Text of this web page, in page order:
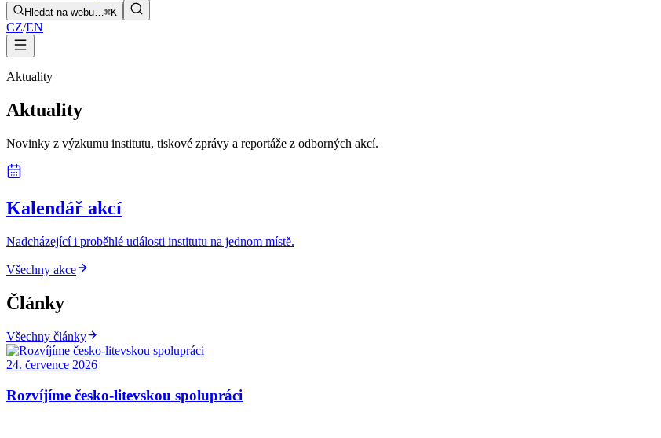
Hledat na webu…⌘K
CZ/EN
Aktuality
Aktuality
Novinky z výzkumu institutu, tiskové zprávy a reportáže z odborných akcí.
Kalendář akcí
Nadcházející i proběhlé události institutu na jednom místě.
Všechny akce
Články
Všechny články
24. července 2026
Rozvíjíme česko-litevskou spolupráci